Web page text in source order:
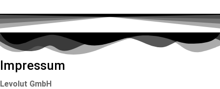
Impressum
Levolut GmbH